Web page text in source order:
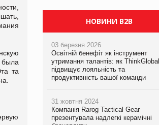
та
НОВИНИ B2B
03 березня 2026
Освітній бенефіт як інструмент
утримання талантів: як ThinkGlobal
підвищує лояльність та
продуктивність вашої команди
31 жовтня 2024
Компанія Rarog Tactical Gear
презентувала надлегкі керамічні